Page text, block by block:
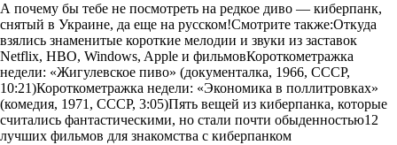
А почему бы тебе не посмотреть на редкое диво — киберпанк,
снятый в Украине, да еще на русском!Смотрите также:Откуда
взялись знаменитые короткие мелодии и звуки из заставок
Netflix, HBO, Windows, Apple и фильмовКороткометражка
недели: «Жигулевское пиво­» (документалка, 1966, СССР,
10:21)Короткометражка недели: «Экономика в поллитровках»
(комедия, 1971, СССР, 3:05)Пять вещей из киберпанка, которые
считались фантастическими, но стали почти обыденностью12
лучших фильмов для знакомства с киберпанком